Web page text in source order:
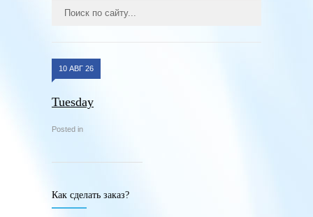
10 АВГ 26
Tuesday
Posted in
Как сделать заказ?